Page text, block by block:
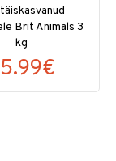
Brit Animals 3
kg